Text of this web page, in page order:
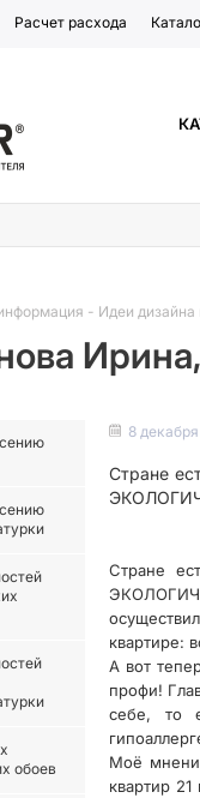
Расчет расхода
- Идеи дизайна
обоев
8
Стране
Стране
квартире:
А вот
профи!
себе, то
Моё
квартир